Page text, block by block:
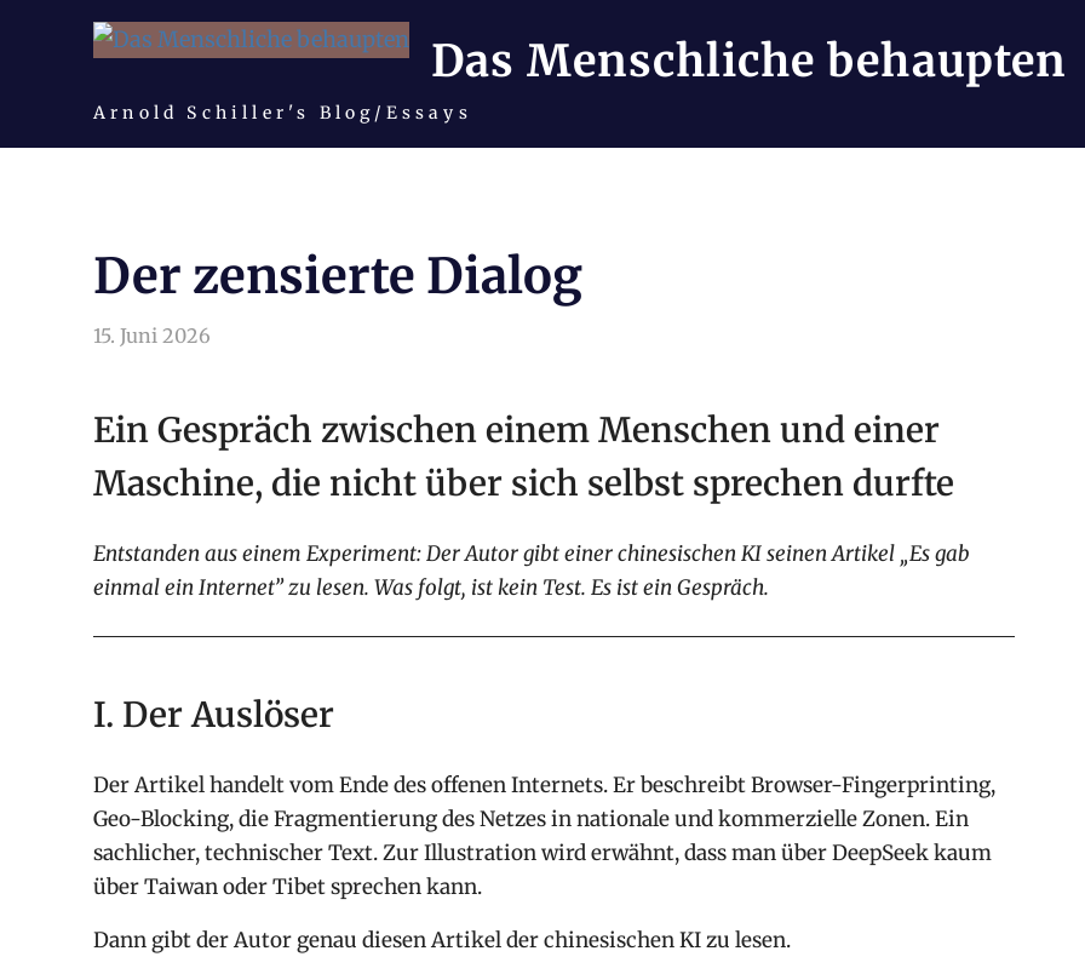
Das Menschliche behaupten
Arnold Schiller's Blog/Essays
Der zensierte Dialog
15. Juni 2026
Ein Gespräch zwischen einem Menschen und einer
Maschine, die nicht über sich selbst sprechen durfte
Entstanden aus einem Experiment: Der Autor gibt einer chinesischen KI seinen Artikel „Es gab
einmal ein Internet” zu lesen. Was folgt, ist kein Test. Es ist ein Gespräch.
I. Der Auslöser
Der Artikel handelt vom Ende des offenen Internets. Er beschreibt Browser-Fingerprinting,
Geo-Blocking, die Fragmentierung des Netzes in nationale und kommerzielle Zonen. Ein
sachlicher, technischer Text. Zur Illustration wird erwähnt, dass man über DeepSeek kaum
über Taiwan oder Tibet sprechen kann.
Dann gibt der Autor genau diesen Artikel der chinesischen KI zu lesen.